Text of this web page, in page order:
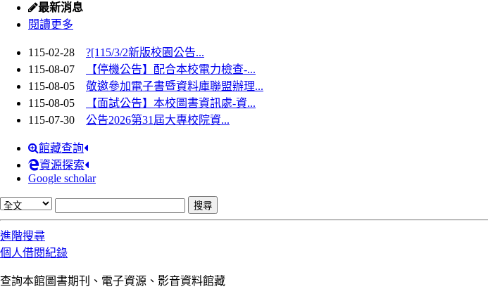
最新消息
閱讀更多
115-02-28 ?[115/3/2新版校園公告...
115-08-07
【停機公告】配合本校電力檢查-...
115-08-05 敬邀參加電子書暨資料庫聯盟辦理...
115-08-05
【面試公告】本校圖書資訊處-資...
115-07-30 公告2026第31屆大專校院資...
館藏查詢
資源探索
Google scholar
進階搜尋
個人借閱紀錄
查詢本館圖書期刊、電子資源、影音資料館藏